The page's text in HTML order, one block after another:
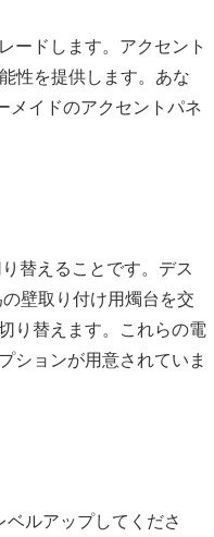
ードします。アクセント
性を提供します。あな
メイドのアクセントパネ
替えることです。デス
壁取り付け用燭台を交
り替えます。これらの電
ションが用意されていま
ルアップしてくださ